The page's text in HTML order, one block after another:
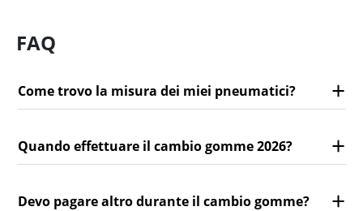
FAQ
Come trovo la misura dei miei pneumatici?
Quando effettuare il cambio gomme 2026?
Devo pagare altro durante il cambio gomme?